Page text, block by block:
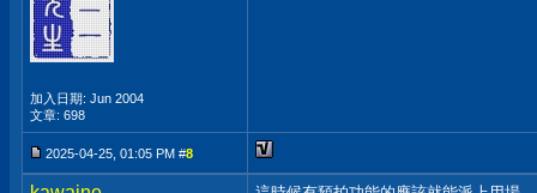
加入日期: Jun 2004
文章: 698
2025-04-25, 01:05 PM #8